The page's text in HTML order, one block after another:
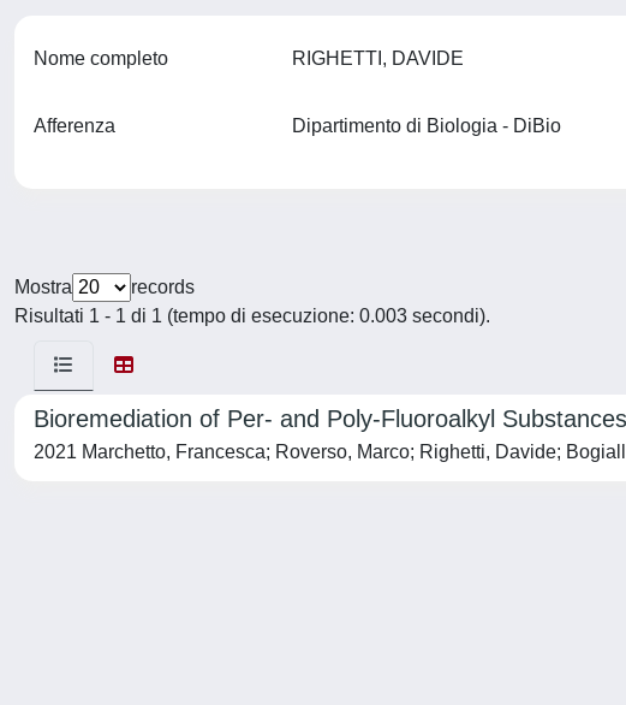
Nome completo RIGHETTI, DAVIDE
Afferenza Dipartimento di Biologia - DiBio
Mostra
records
Risultati 1 - 1 di 1 (tempo di esecuzione: 0.003 secondi).
Bioremediation of Per- and Poly-Fluoroalkyl
2021 Marchetto, Francesca; Roverso, Marco; Righetti, Davide;